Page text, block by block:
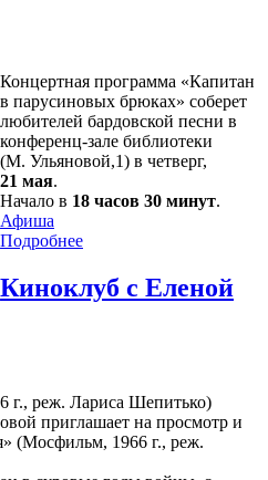
Концертная программа «Капитан
в парусиновых брюках» соберет
любителей бардовской песни в
конференц-зале библиотеки
(М. Ульяновой,1) в четверг,
21 мая.
Начало в 18 часов 30 минут.
Афиша
Подробнее
Киноклуб с Еленой
приглашает на просмотр и
(Мосфильм, 1966 г., реж.